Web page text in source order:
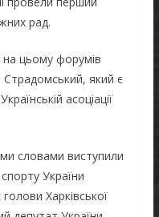
рад.
цьому форумів
Страдомський, який є
асоціації
словами виступили
України
Харківської